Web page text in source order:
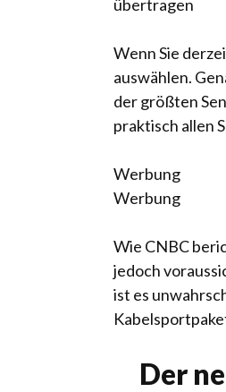
übertragen
Wenn Sie
auswählen.
der größten
praktisch allen
Werbung
Werbung
Wie CNBC
jedoch
ist es
Der